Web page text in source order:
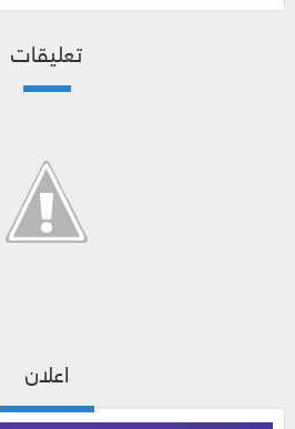
تعليقات
اعلان